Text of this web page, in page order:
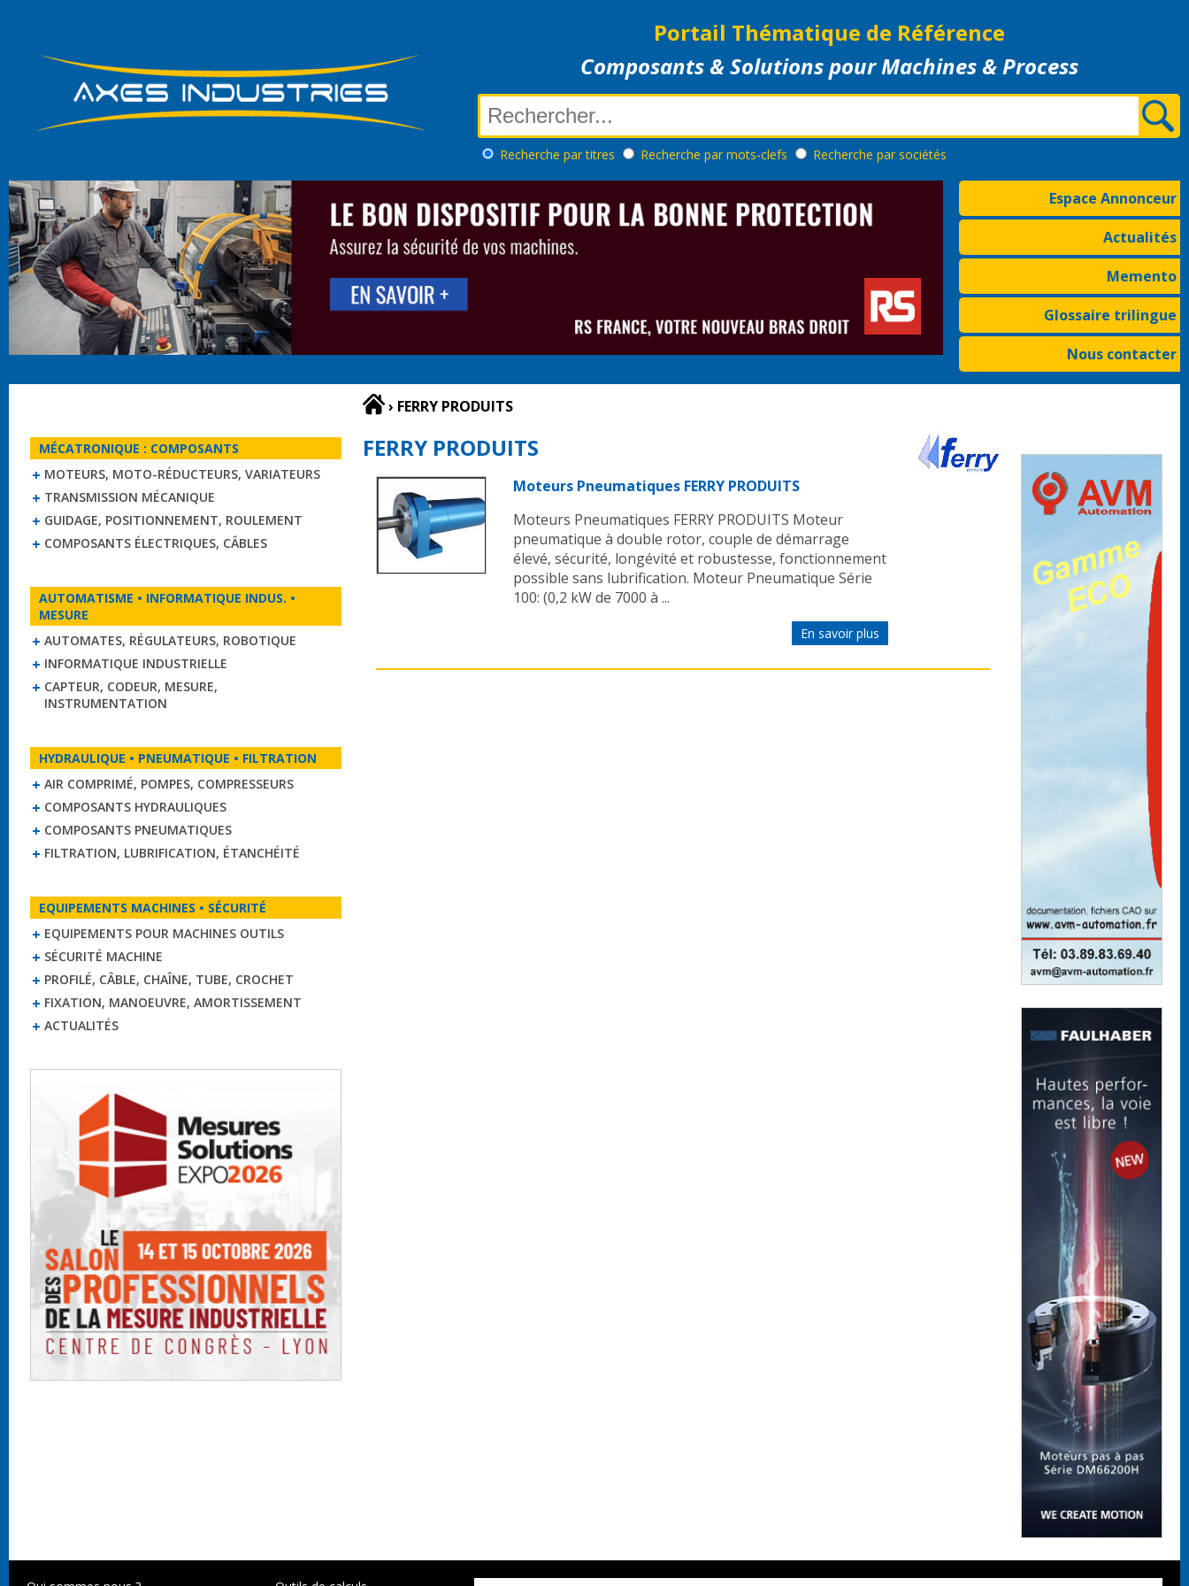
Portail Thématique de Référence
Composants & Solutions pour Machines & Process
Recherche par titres Recherche par mots-clefs Recherche par sociétés
Espace Annonceur
Actualités
Memento
Glossaire trilingue
Nous contacter
MÉCATRONIQUE : COMPOSANTS
MOTEURS, MOTO-RÉDUCTEURS, VARIATEURS
TRANSMISSION MÉCANIQUE
GUIDAGE, POSITIONNEMENT, ROULEMENT
COMPOSANTS ÉLECTRIQUES, CÂBLES
AUTOMATISME • INFORMATIQUE INDUS. •
MESURE
AUTOMATES, RÉGULATEURS, ROBOTIQUE
INFORMATIQUE INDUSTRIELLE
CAPTEUR, CODEUR, MESURE,
INSTRUMENTATION
HYDRAULIQUE • PNEUMATIQUE • FILTRATION
AIR COMPRIMÉ, POMPES, COMPRESSEURS
COMPOSANTS HYDRAULIQUES
COMPOSANTS PNEUMATIQUES
FILTRATION, LUBRIFICATION, ÉTANCHÉITÉ
EQUIPEMENTS MACHINES • SÉCURITÉ
EQUIPEMENTS POUR MACHINES OUTILS
SÉCURITÉ MACHINE
PROFILÉ, CÂBLE, CHAÎNE, TUBE, CROCHET
FIXATION, MANOEUVRE, AMORTISSEMENT
ACTUALITÉS
› FERRY PRODUITS
FERRY PRODUITS
Moteurs Pneumatiques FERRY PRODUITS
Moteurs Pneumatiques FERRY PRODUITS Moteur
pneumatique à double rotor, couple de démarrage
élevé, sécurité, longévité et robustesse, fonctionnement
possible sans lubrification. Moteur Pneumatique Série
100: (0,2 kW de 7000 à ...
En savoir plus